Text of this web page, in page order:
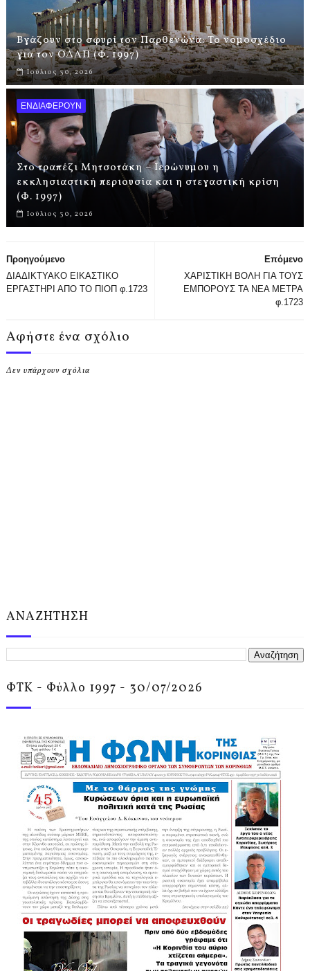
Βγάζουν στο σφυρί τον Παρθενώνα: Το νομοσχέδιο
για τον ΟΔΑΠ (Φ. 1997)
Ιούλιος 30, 2026
ΕΝΔΙΑΦΕΡΟΥΝ
Στο τραπέζι Μητσοτάκη – Ιερώνυμου η
εκκλησιαστική περιουσία και η στεγαστική κρίση
(Φ. 1997)
Ιούλιος 30, 2026
Επόμενο
ΧΑΡΙΣΤΙΚΗ ΒΟΛΗ ΓΙΑ ΤΟΥΣ
ΕΜΠΟΡΟΥΣ ΤΑ ΝΕΑ ΜΕΤΡΑ
φ.1723
Προηγούμενο
ΔΙΑΔΙΚΤΥΑΚΟ ΕΙΚΑΣΤΙΚΟ
ΕΡΓΑΣΤΗΡΙ ΑΠΟ ΤΟ ΠΙΟΠ φ.1723
Αφήστε ένα σχόλιο
Δεν υπάρχουν σχόλια
ΑΝΑΖΗΤΗΣΗ
ΦΤΚ - Φύλλο 1997 - 30/07/2026